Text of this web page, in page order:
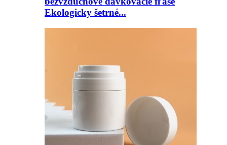
Ekologicky šetrné...